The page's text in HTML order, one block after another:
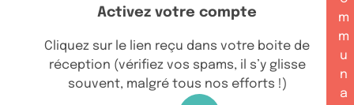
Activez votre compte
Cliquez sur le lien reçu dans votre boite de
réception (vérifiez vos spams, il s’y glisse
souvent, malgré tous nos efforts !)
m
m
u
n
a